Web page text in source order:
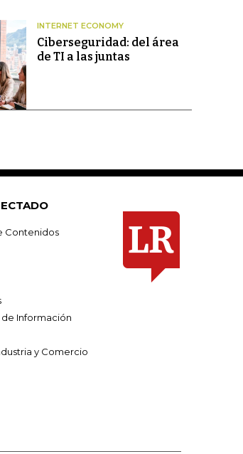
INTERNET ECONOMY
Ciberseguridad: del área
de TI a las juntas
Contenidos
Información
y Comercio